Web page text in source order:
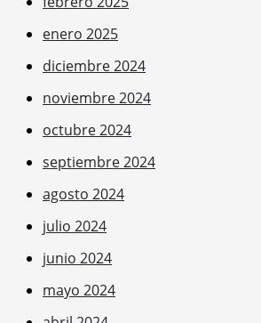
enero 2025
diciembre 2024
noviembre 2024
octubre 2024
septiembre 2024
agosto 2024
julio 2024
junio 2024
mayo 2024